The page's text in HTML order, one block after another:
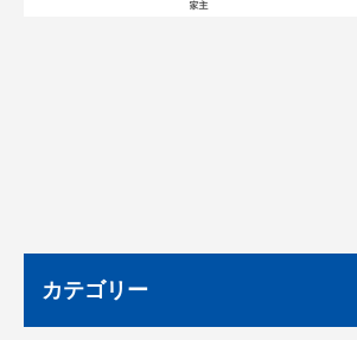
カテゴリー